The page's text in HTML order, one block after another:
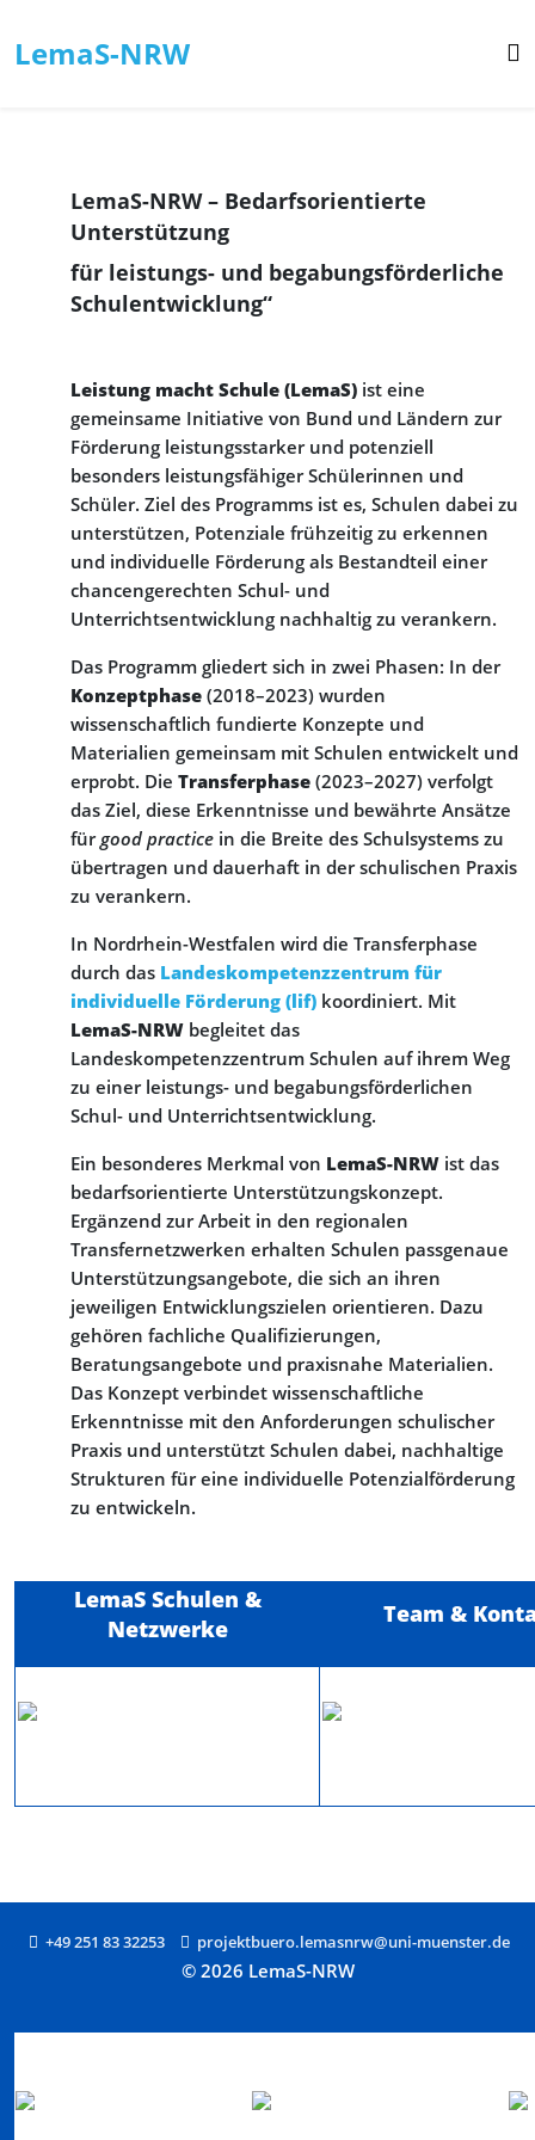
LemaS-NRW
LemaS-NRW – Bedarfsorientierte
Unterstützung
für leistungs- und begabungsförderliche
Schulentwicklung“
Leistung macht Schule (LemaS) ist eine
gemeinsame Initiative von Bund und Ländern zur
Förderung leistungsstarker und potenziell
besonders leistungsfähiger Schülerinnen und
Schüler. Ziel des Programms ist es, Schulen dabei zu
unterstützen, Potenziale frühzeitig zu erkennen
und individuelle Förderung als Bestandteil einer
chancengerechten Schul- und
Unterrichtsentwicklung nachhaltig zu verankern.
Das Programm gliedert sich in zwei Phasen: In der
Konzeptphase (2018–2023) wurden
wissenschaftlich fundierte Konzepte und
Materialien gemeinsam mit Schulen entwickelt und
erprobt. DieTransferphase (2023–2027) verfolgt
das Ziel, diese Erkenntnisse und bewährte Ansätze
fürgood practice in die Breite des Schulsystems zu
übertragen und dauerhaft in der schulischen Praxis
zu verankern.
In Nordrhein-Westfalen wird die Transferphase
durch das Landeskompetenzzentrum für
individuelle Förderung (lif) koordiniert. Mit
LemaS-NRW begleitet das
Landeskompetenzzentrum Schulen auf ihrem Weg
zu einer leistungs- und begabungsförderlichen
Schul- und Unterrichtsentwicklung.
Ein besonderes Merkmal von LemaS-NRW ist das
bedarfsorientierte Unterstützungskonzept.
Ergänzend zur Arbeit in den regionalen
Transfernetzwerken erhalten Schulen passgenaue
Unterstützungsangebote, die sich an ihren
jeweiligen Entwicklungszielen orientieren. Dazu
gehören fachliche Qualifizierungen,
Beratungsangebote und praxisnahe Materialien.
Das Konzept verbindet wissenschaftliche
Erkenntnisse mit den Anforderungen schulischer
Praxis und unterstützt Schulen dabei, nachhaltige
Strukturen für eine individuelle Potenzialförderung
zu entwickeln.
LemaS Schulen &
Netzwerke
Team &
+49 251 83 32253 projektbuero.lemasnrw@uni-muenster.de
© 2026 LemaS-NRW